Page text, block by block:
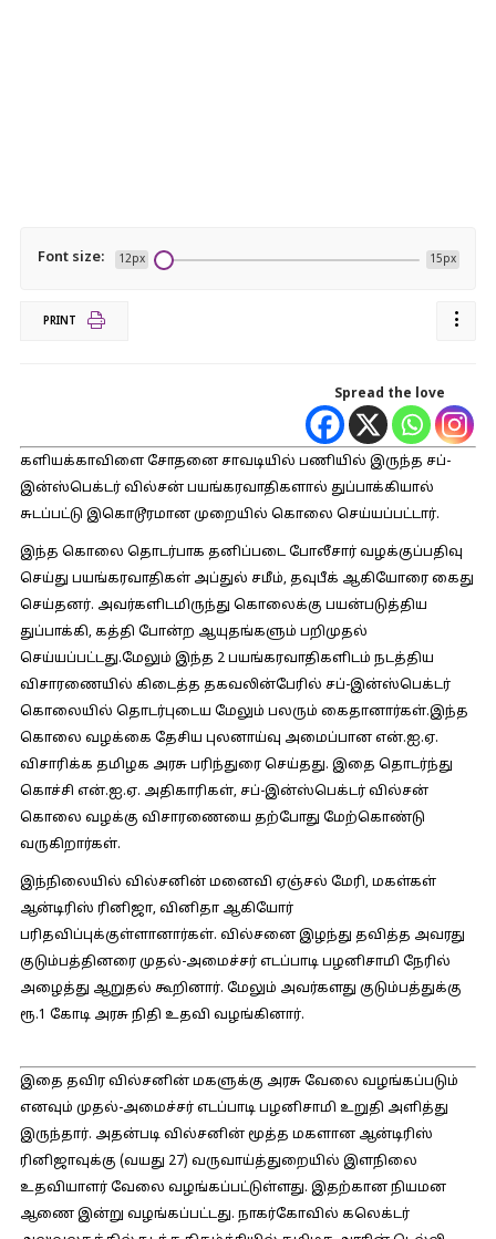
Font size: 12px 15px
PRINT
Spread the love
களியக்காவிளை சோதனை சாவடியில் பணியில் இருந்த சப்-
இன்ஸ்பெக்டர் வில்சன் பயங்கரவாதிகளால் துப்பாக்கியால்
சுடப்பட்டு இகொடூரமான முறையில் கொலை செய்யப்பட்டார்.
இந்த கொலை தொடர்பாக தனிப்படை போலீசார் வழக்குப்பதிவு
செய்து பயங்கரவாதிகள் அப்துல் சமீம், தவுபீக் ஆகியோரை கைது
செய்தனர். அவர்களிடமிருந்து கொலைக்கு பயன்படுத்திய
துப்பாக்கி, கத்தி போன்ற ஆயுதங்களும் பறிமுதல்
செய்யப்பட்டது.மேலும் இந்த 2 பயங்கரவாதிகளிடம் நடத்திய
விசாரணையில் கிடைத்த தகவலின்பேரில் சப்-இன்ஸ்பெக்டர்
கொலையில் தொடர்புடைய மேலும் பலரும் கைதானார்கள்.இந்த
கொலை வழக்கை தேசிய புலனாய்வு அமைப்பான என்.ஐ.ஏ.
விசாரிக்க தமிழக அரசு பரிந்துரை செய்தது. இதை தொடர்ந்து
கொச்சி என்.ஐ.ஏ. அதிகாரிகள், சப்-இன்ஸ்பெக்டர் வில்சன்
கொலை வழக்கு விசாரணையை தற்போது மேற்கொண்டு
வருகிறார்கள்.
இந்நிலையில் வில்சனின் மனைவி ஏஞ்சல் மேரி, மகள்கள்
ஆன்டிரிஸ் ரினிஜா, வினிதா ஆகியோர்
பரிதவிப்புக்குள்ளானார்கள். வில்சனை இழந்து தவித்த அவரது
குடும்பத்தினரை முதல்-அமைச்சர் எடப்பாடி பழனிசாமி நேரில்
அழைத்து ஆறுதல் கூறினார். மேலும் அவர்களது குடும்பத்துக்கு
ரூ.1 கோடி அரசு நிதி உதவி வழங்கினார்.
இதை தவிர வில்சனின் மகளுக்கு அரசு வேலை வழங்கப்படும்
எனவும் முதல்-அமைச்சர் எடப்பாடி பழனிசாமி உறுதி அளித்து
இருந்தார். அதன்படி வில்சனின் மூத்த மகளான ஆன்டிரிஸ்
ரினிஜாவுக்கு (வயது 27) வருவாய்த்துறையில் இளநிலை
உதவியாளர் வேலை வழங்கப்பட்டுள்ளது. இதற்கான நியமன
ஆணை இன்று வழங்கப்பட்டது. நாகர்கோவில் கலெக்டர்